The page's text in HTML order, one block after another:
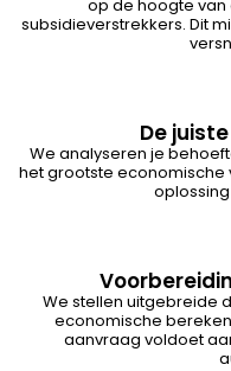
op de hoogte van
subsidieverstrekkers. Dit
De
We analyseren je
het grootste economische
We stellen uitgebreide
economische
aanvraag voldoet
Kun je
Alle